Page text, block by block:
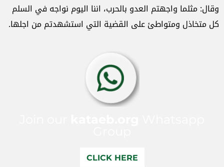
وقال: مثلما واجهتم العدو بالحرب، اننا اليوم نواجه في السلم
كل متخاذل ومتواطئ على القضية التي استشهدتم من اجلها.
CLICK HERE